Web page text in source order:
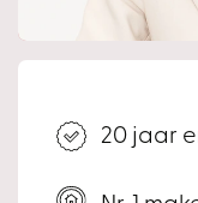
Op deze manier
biedlogboek zodat
Biedlogboek20 jaar